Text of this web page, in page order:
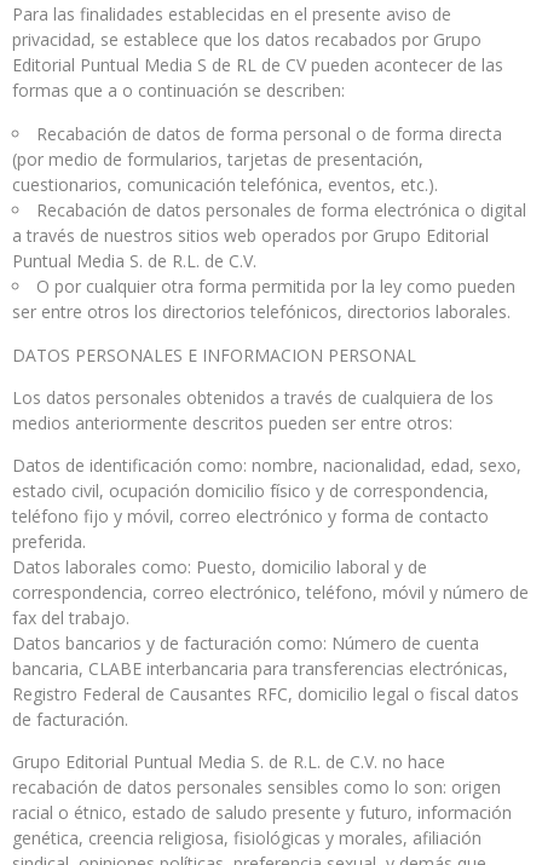
Para las finalidades establecidas en el presente aviso de
privacidad, se establece que los datos recabados por Grupo
Editorial Puntual Media S de RL de CV pueden acontecer de las
formas que a o continuación se describen:
Recabación de datos de forma personal o de forma directa
(por medio de formularios, tarjetas de presentación,
cuestionarios, comunicación telefónica, eventos, etc.).
Recabación de datos personales de forma electrónica o digital
a través de nuestros sitios web operados por Grupo Editorial
Puntual Media S. de R.L. de C.V.
O por cualquier otra forma permitida por la ley como pueden
ser entre otros los directorios telefónicos, directorios laborales.
DATOS PERSONALES E INFORMACION PERSONAL
Los datos personales obtenidos a través de cualquiera de los
medios anteriormente descritos pueden ser entre otros:
Datos de identificación como: nombre, nacionalidad, edad, sexo,
estado civil, ocupación domicilio físico y de correspondencia,
teléfono fijo y móvil, correo electrónico y forma de contacto
preferida.
Datos laborales como: Puesto, domicilio laboral y de
correspondencia, correo electrónico, teléfono, móvil y número de
fax del trabajo.
Datos bancarios y de facturación como: Número de cuenta
bancaria, CLABE interbancaria para transferencias electrónicas,
Registro Federal de Causantes RFC, domicilio legal o fiscal datos
de facturación.
Grupo Editorial Puntual Media S. de R.L. de C.V. no hace
recabación de datos personales sensibles como lo son: origen
racial o étnico, estado de saludo presente y futuro, información
genética, creencia religiosa, fisiológicas y morales, afiliación